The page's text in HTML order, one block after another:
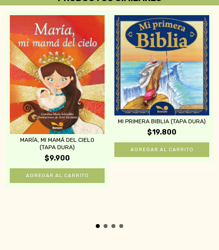
MARÍA, MI MAMÁ DEL CIELO
(TAPA DURA)
$9.900
MI PRIMERA BIBLIA (TAPA DURA)
$19.800